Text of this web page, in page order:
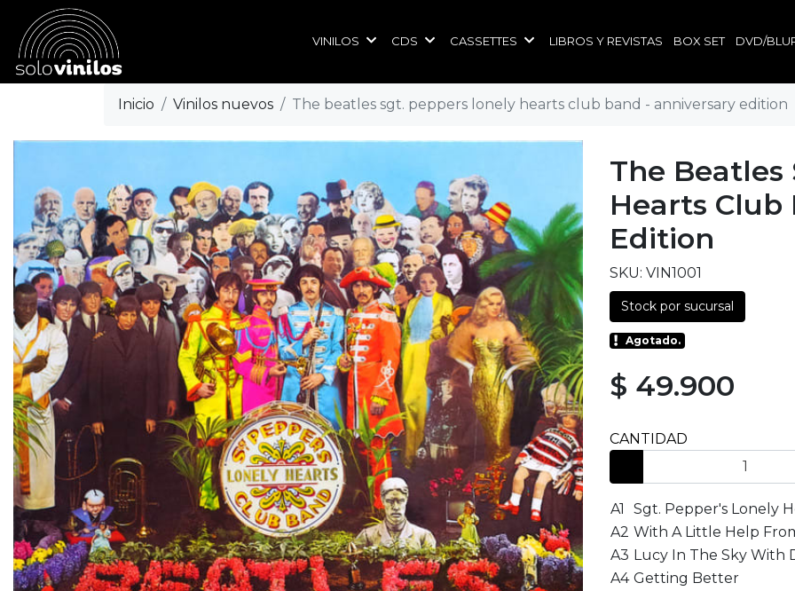
VINILOS CDS CASSETTES LIBROS Y REVISTAS BOX SET DVD/
Inicio Vinilos nuevos The beatles sgt. peppers lonely hearts club band - anniversary edition
The Beatles
Hearts
Edition
SKU: VIN1001
Stock por sucursal
Agotado.
$ 49.900
CANTIDAD
A1
Sgt. Pepper's Lonely
A2 With A Little Help
A3 Lucy In The Sky With
A4 Getting Better